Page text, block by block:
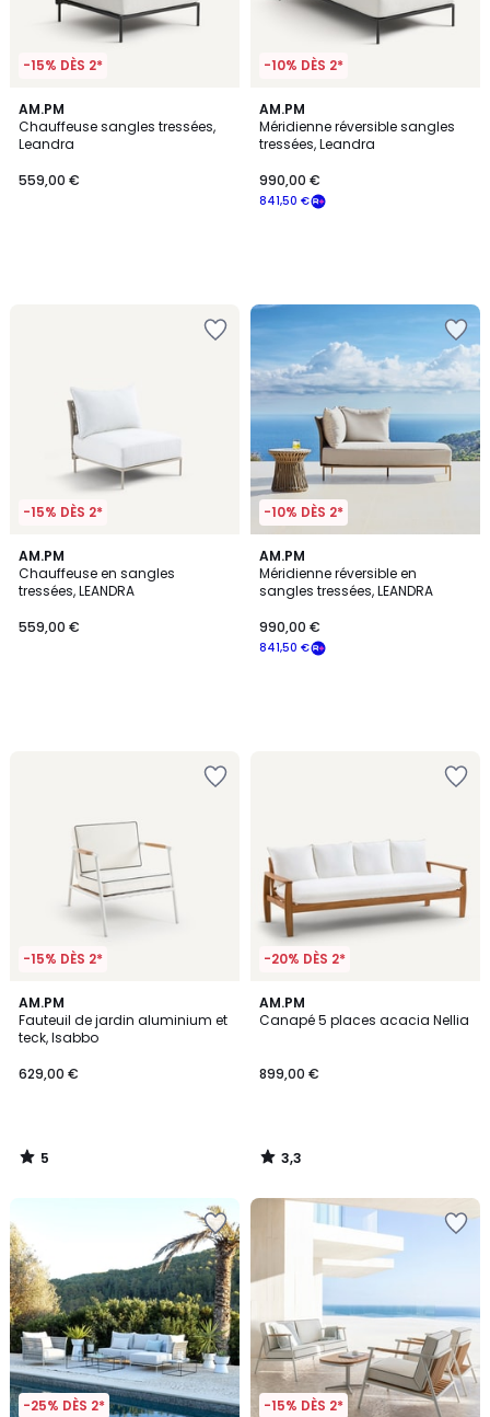
-15% DÈS 2*
AM.PM
Chauffeuse sangles tressées,
Leandra
559,00 €
-10% DÈS 2*
AM.PM
Méridienne réversible sangles
tressées, Leandra
841,50 €
990,00 €
-15% DÈS 2*
AM.PM
Chauffeuse en sangles
tressées, LEANDRA
559,00 €
-10% DÈS 2*
AM.PM
Méridienne réversible en
sangles tressées, LEANDRA
841,50 €
990,00 €
-15% DÈS 2*
AM.PM
Fauteuil de jardin aluminium et
teck, Isabbo
629,00 €
5
/
5
5
/
-20% DÈS 2*
AM.PM
Canapé 5 places acacia Nellia
899,00 €
3,3
/ 5
3,3
/
-25% DÈS 2* -15% DÈS 2*